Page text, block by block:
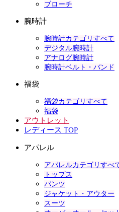
ブローチ
腕時計
腕時計カテゴリすべて
デジタル腕時計
アナログ腕時計
腕時計ベルト・バンド
福袋
福袋カテゴリすべて
福袋
アウトレット
レディース TOP
アパレル
アパレルカテゴリすべ
トップス
パンツ
ジャケット・アウター
スーツ